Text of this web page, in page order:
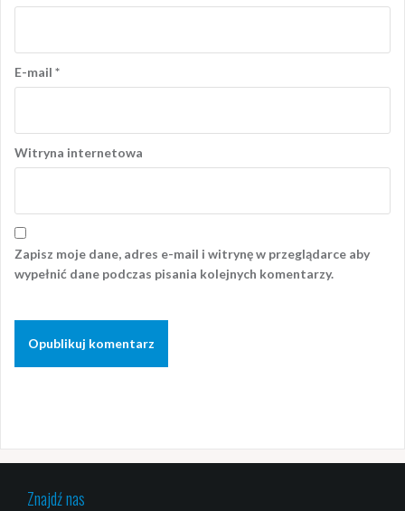
E-mail *
Witryna internetowa
Zapisz moje dane, adres e-mail i witrynę w przeglądarce aby
wypełnić dane podczas pisania kolejnych komentarzy.
Znajdź nas